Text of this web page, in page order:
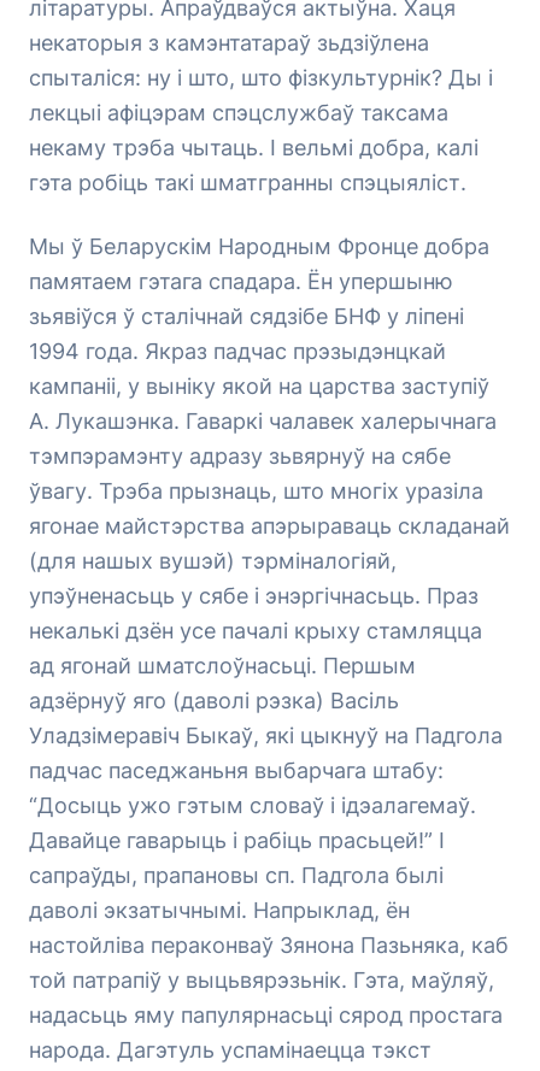
літаратуры. Апраўдваўся актыўна. Хаця
некаторыя з камэнтатараў зьдзіўлена
спыталіся: ну і што, што фізкультурнік? Ды і
лекцыі афіцэрам спэцслужбаў таксама
некаму трэба чытаць. І вельмі добра, калі
гэта робіць такі шматгранны спэцыяліст.
Мы ў Беларускім Народным Фронце добра
памятаем гэтага спадара. Ён упершыню
зьявіўся ў сталічнай сядзібе БНФ у ліпені
1994 года. Якраз падчас прэзыдэнцкай
кампаніі, у выніку якой на царства заступіў
А. Лукашэнка. Гаваркі чалавек халерычнага
тэмпэрамэнту адразу зьвярнуў на сябе
ўвагу. Трэба прызнаць, што многіх уразіла
ягонае майстэрства апэрыраваць складанай
(для нашых вушэй) тэрміналогіяй,
упэўненасьць у сябе і энэргічнасьць. Праз
некалькі дзён усе пачалі крыху стамляцца
ад ягонай шматслоўнасьці. Першым
адзёрнуў яго (даволі рэзка) Васіль
Уладзімеравіч Быкаў, які цыкнуў на Падгола
падчас паседжаньня выбарчага штабу:
“Досыць ужо гэтым словаў і ідэалагемаў.
Давайце гаварыць і рабіць прасьцей!” І
сапраўды, прапановы сп. Падгола былі
даволі экзатычнымі. Напрыклад, ён
настойліва пераконваў Зянона Пазьняка, каб
той патрапіў у выцьвярэзьнік. Гэта, маўляў,
надасьць яму папулярнасьці сярод простага
народа. Дагэтуль успамінаецца тэкст